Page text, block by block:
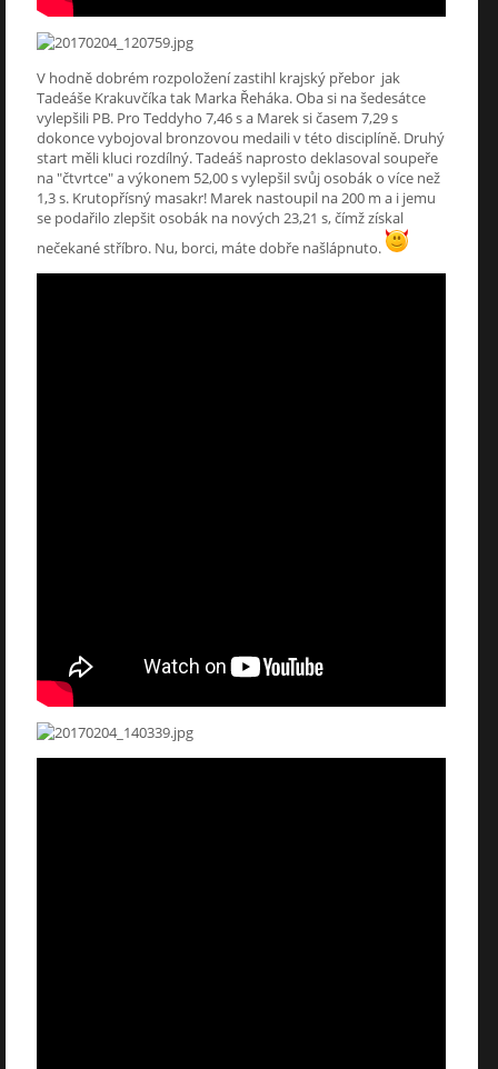
V hodně dobrém rozpoložení zastihl krajský přebor jak
Tadeáše Krakuvčíka tak Marka Řeháka. Oba si na šedesátce
vylepšili PB. Pro Teddyho 7,46 s a Marek si časem 7,29 s
dokonce vybojoval bronzovou medaili v této disciplíně. Druhý
start měli kluci rozdílný. Tadeáš naprosto deklasoval soupeře
na "čtvrtce" a výkonem 52,00 s vylepšil svůj osobák o více než
1,3 s. Krutopřísný masakr! Marek nastoupil na 200 m a i jemu
se podařilo zlepšit osobák na nových 23,21 s, čímž získal
nečekané stříbro. Nu, borci, máte dobře našlápnuto.